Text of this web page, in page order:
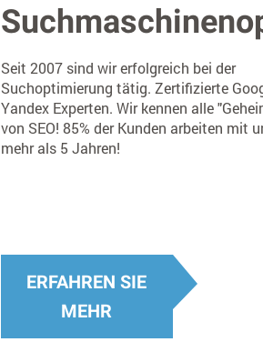
Seit 2007 sind wir erfolgreich bei der
Suchoptimierung tätig. Zertifizierte
Yandex Experten. Wir kennen alle
von SEO! 85% der Kunden arbeiten mit
mehr als 5 Jahren!
ERFAHREN SIE
MEHR